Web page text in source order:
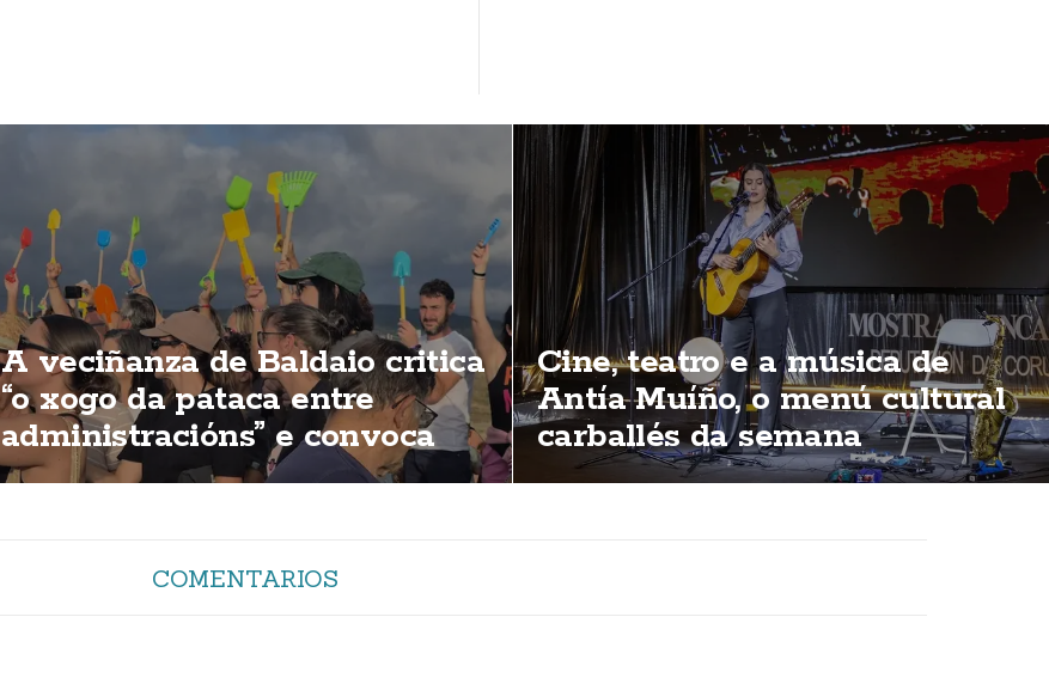
A veciñanza de Baldaio critica
“o xogo da pataca entre
administracións” e convoca
unha nova concentración
Cine, teatro e a música de
Antía Muíño, o menú cultural
carballés da semana
COMENTARIOS